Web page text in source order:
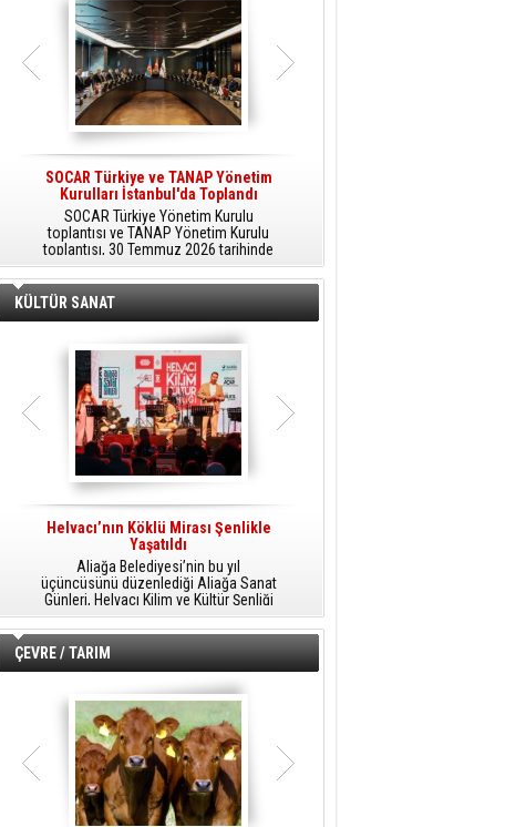
SOCAR Türkiye ve TANAP Yönetim
Kurulları İstanbul'da Toplandı
SOCAR Türkiye Yönetim Kurulu
toplantısı ve TANAP Yönetim Kurulu
toplantısı, 30 Temmuz 2026 tarihinde
İstanbul’da gerçekleştirildi.
hidrojen teknolojileri alanında yenilikçi
projelere öncülük ediyor.
KÜLTÜR SANAT
Helvacı’nın Köklü Mirası Şenlikle
Yaşatıldı
Aliağa Belediyesi’nin bu yıl
üçüncüsünü düzenlediği Aliağa Sanat
Günleri, Helvacı Kilim ve Kültür Şenliği
ile Helvacı’da renkli bir güne sahne
oldu.
birbirinden renkli etkinliklerle devam
ÇEVRE / TARIM